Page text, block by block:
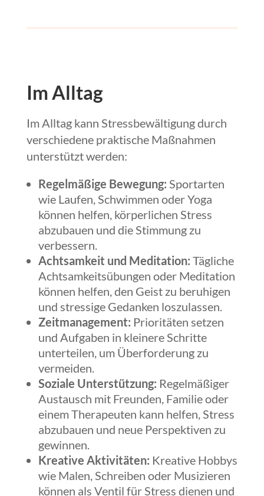
Im Alltag
Im Alltag kann Stressbewältigung durch
verschiedene praktische Maßnahmen
unterstützt werden:
Regelmäßige Bewegung: Sportarten
wie Laufen, Schwimmen oder Yoga
können helfen, körperlichen Stress
abzubauen und die Stimmung zu
verbessern.
Achtsamkeit und Meditation: Tägliche
Achtsamkeitsübungen oder Meditation
können helfen, den Geist zu beruhigen
und stressige Gedanken loszulassen.
Zeitmanagement: Prioritäten setzen
und Aufgaben in kleinere Schritte
unterteilen, um Überforderung zu
vermeiden.
Soziale Unterstützung: Regelmäßiger
Austausch mit Freunden, Familie oder
einem Therapeuten kann helfen, Stress
abzubauen und neue Perspektiven zu
gewinnen.
Kreative Aktivitäten: Kreative Hobbys
wie Malen, Schreiben oder Musizieren
können als Ventil für Stress dienen und